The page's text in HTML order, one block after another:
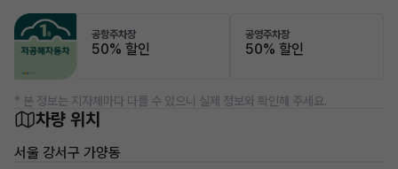
공항주차장
50% 할인
공영주차장
50% 할인
* 본 정보는 지자체마다 다를 수 있으니 실제 정보와 확인해 주세요.
차량 위치
서울 강서구 가양동